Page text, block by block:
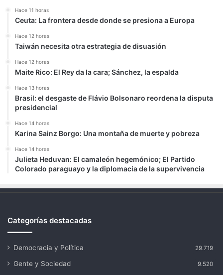
Hace 11 horas
Ceuta: La frontera desde donde se presiona a Europa
Hace 12 horas
Taiwán necesita otra estrategia de disuasión
Hace 12 horas
Maite Rico: El Rey da la cara; Sánchez, la espalda
Hace 13 horas
Brasil: el desgaste de Flávio Bolsonaro reordena la disputa
presidencial
Hace 14 horas
Karina Sainz Borgo: Una montaña de muerte y pobreza
Hace 14 horas
Julieta Heduvan: El camaleón hegemónico; El Partido
Colorado paraguayo y la diplomacia de la supervivencia
Categorías destacadas
Democracia y Política 29.719
Gente y Sociedad 9.520